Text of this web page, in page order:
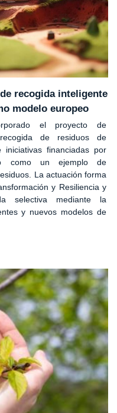
recogida inteligente
modelo europeo
el proyecto de
de residuos de
financiadas por
como un ejemplo de
La actuación forma
y Resiliencia y
selectiva mediante la
y nuevos modelos de